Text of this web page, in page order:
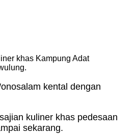
khas Kampung Adat
kental dengan
kuliner khas pedesaan
sekarang.